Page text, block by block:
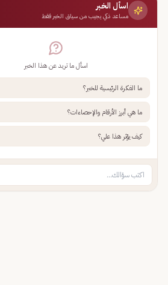
اسأل الخبر
مساعد ذكي يجيب من سياق الخبر فقط
اسأل ما تريد عن هذا الخبر
ما الفكرة الرئيسية للخبر؟
ما هي أبرز الأرقام والإحصاءات؟
كيف يؤثر هذا علي؟